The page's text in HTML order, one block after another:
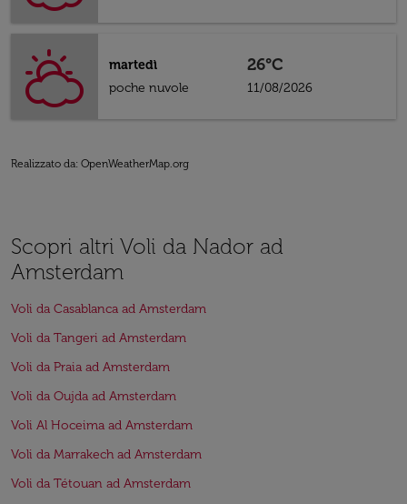
martedì
poche nuvole
26°C
11/08/2026
Realizzato da: OpenWeatherMap.org
Scopri altri Voli da Nador ad
Amsterdam
Voli da Casablanca ad Amsterdam
Voli da Tangeri ad Amsterdam
Voli da Praia ad Amsterdam
Voli da Oujda ad Amsterdam
Voli Al Hoceima ad Amsterdam
Voli da Marrakech ad Amsterdam
Voli da Tétouan ad Amsterdam